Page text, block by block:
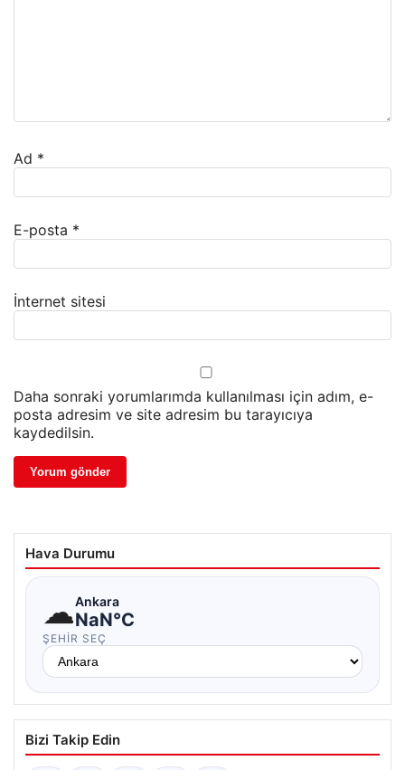
Ad *
E-posta *
İnternet sitesi
Daha sonraki yorumlarımda kullanılması için adım, e-
posta adresim ve site adresim bu tarayıcıya
kaydedilsin.
Hava Durumu
☁Ankara
NaN°C
ŞEHIR SEÇ
Bizi Takip Edin